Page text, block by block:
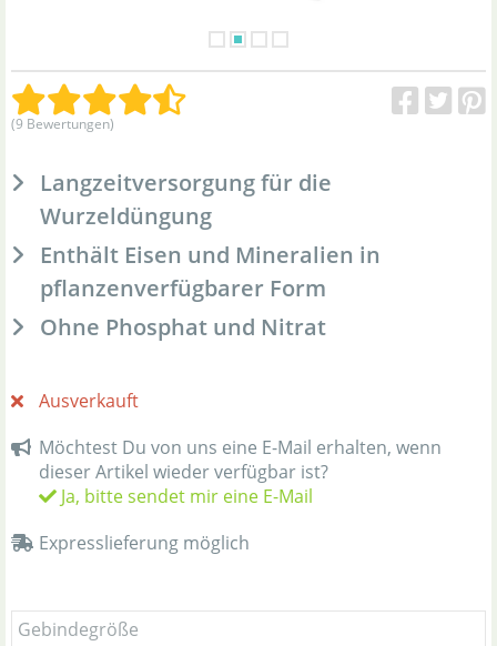
(9 Bewertungen)
Langzeitversorgung für die
Wurzeldüngung
Enthält Eisen und Mineralien in
pflanzenverfügbarer Form
Ohne Phosphat und Nitrat
Ausverkauft
Möchtest Du von uns eine E-Mail erhalten, wenn
dieser Artikel wieder verfügbar ist?
Ja, bitte sendet mir eine E-Mail
Expresslieferung möglich
Gebindegröße